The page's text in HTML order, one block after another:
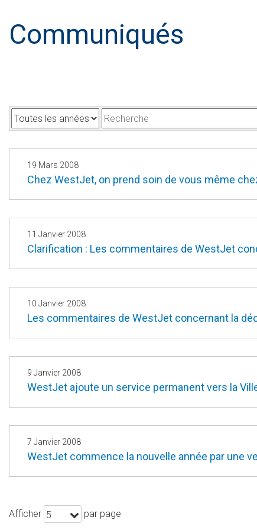
Communiqués
A
n
n
M
o
t
-
c
l
s
19 Mars 2008
Chez WestJet, on prend soin de vous même
11 Janvier 2008
Clarification : Les commentaires de WestJet
10 Janvier 2008
Les commentaires de WestJet concernant la
9 Janvier 2008
WestJet ajoute un service permanent vers la
7 Janvier 2008
WestJet commence la nouvelle année par une
Afficher 5 par page